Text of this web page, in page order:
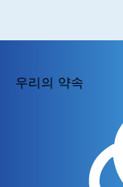
우리의 약속